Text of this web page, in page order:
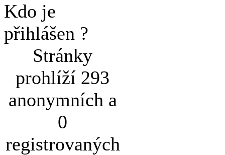
Kdo je
přihlášen ?
Stránky
prohlíží 293
anonymních a
0
registrovaných